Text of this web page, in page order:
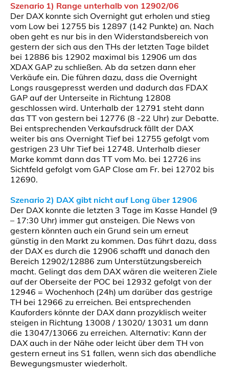
Szenario 1) Range unterhalb von 12902/06
Der DAX konnte sich Overnight gut erholen und stieg
vom Low bei 12755 bis 12897 (142 Punkte) an. Nach
oben geht es nur bis in den Widerstandsbereich von
gestern der sich aus den THs der letzten Tage bildet
bei 12886 bis 12902 maximal bis 12906 um das
XDAX GAP zu schließen. Ab da setzen dann eher
Verkäufe ein. Die führen dazu, dass die Overnight
Longs rausgepresst werden und dadurch das FDAX
GAP auf der Unterseite in Richtung 12808
geschlossen wird. Unterhalb der 12791 steht dann
das TT von gestern bei 12776 (8 -22 Uhr) zur Debatte.
Bei entsprechenden Verkaufsdruck fällt der DAX
weiter bis ans Overnight Tief bei 12755 gefolgt vom
gestrigen 23 Uhr Tief bei 12748. Unterhalb dieser
Marke kommt dann das TT vom Mo. bei 12726 ins
Sichtfeld gefolgt vom GAP Close am Fr. bei 12702 bis
12690.
Szenario 2) DAX gibt nicht auf Long über 12906
Der DAX konnte die letzten 3 Tage im Kasse Handel (9
– 17:30 Uhr) immer gut ansteigen. Die News von
gestern könnten auch ein Grund sein um erneut
günstig in den Markt zu kommen. Das führt dazu, dass
der DAX es durch die 12906 schafft und danach den
Bereich 12902/12886 zum Unterstützungsbereich
macht. Gelingt das dem DAX wären die weiteren Ziele
auf der Oberseite der POC bei 12932 gefolgt von der
12946 = Wochenhoch (24h) um darüber das gestrige
TH bei 12966 zu erreichen. Bei entsprechenden
Kauforders könnte der DAX dann prozyklisch weiter
steigen in Richtung 13008 / 13020/ 13031 um dann
die 13047/13066 zu erreichen. Alternativ: Kann der
DAX auch in der Nähe oder leicht über dem TH von
gestern erneut ins S1 fallen, wenn sich das abendliche
Bewegungsmuster wiederholt.